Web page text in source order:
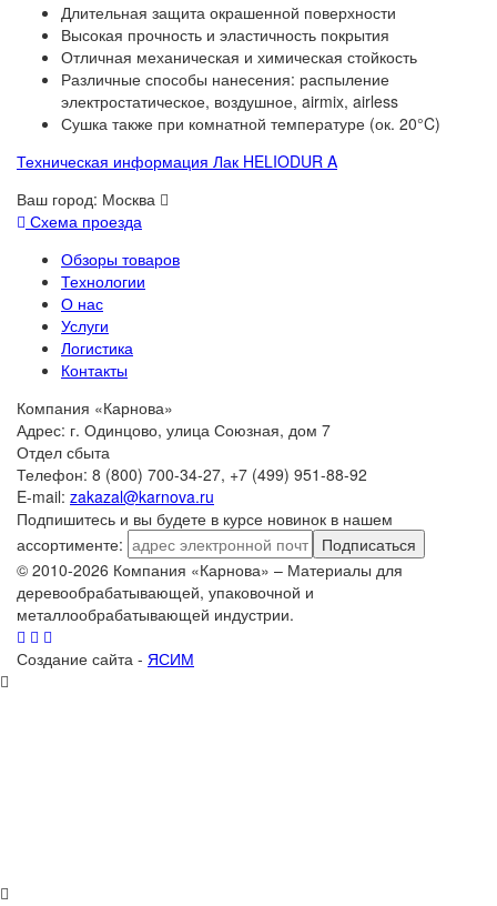
Длительная защита окрашенной поверхности
Высокая прочность и эластичность покрытия
Отличная механическая и химическая стойкость
Различные способы нанесения: распыление
электростатическое, воздушное, airmix, airless
Сушка также при комнатной температуре (ок. 20°C)
Техническая информация Лак HELIODUR A
Ваш город: Москва
Схема проезда
Обзоры товаров
Технологии
О нас
Услуги
Логистика
Контакты
Компания «Карнова»
Адрес: г. Одинцово, улица Союзная, дом 7
Отдел сбыта
Телефон: 8 (800) 700-34-27, +7 (499) 951-88-92
E-mail: zakazal@karnova.ru
Подпишитесь и вы будете в курсе новинок в нашем
ассортименте:
Подписаться
© 2010-2026 Компания «Карнова» – Материалы для
деревообрабатывающей, упаковочной и
металлообрабатывающей индустрии.
Создание сайта - ЯСИМ